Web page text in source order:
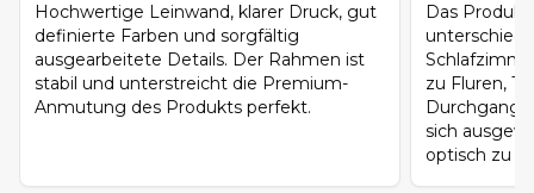
Hochwertige Leinwand, klarer Druck, gut
definierte Farben und sorgfältig
ausgearbeitete Details. Der Rahmen ist
stabil und unterstreicht die Premium-
Anmutung des Produkts perfekt.
Das
zu Fluren,
sich
optisch zu